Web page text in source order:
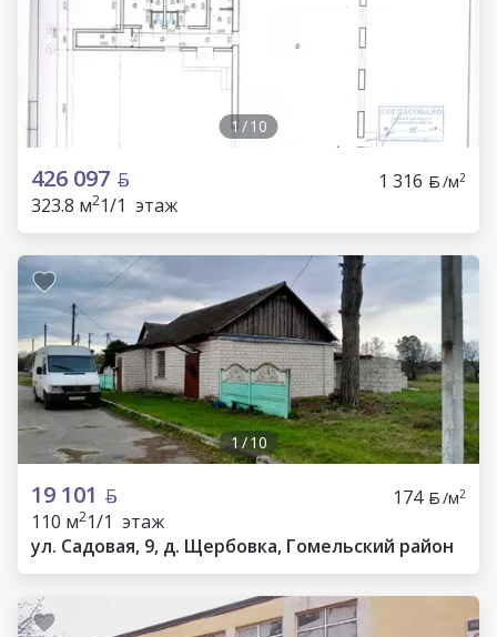
1/10
426 097 1 316 /м2
323.8 м21/1 этаж
1/10
19 101 174 /м2
110 м21/1 этаж
ул. Садовая, 9, д. Щербовка, Гомельский район